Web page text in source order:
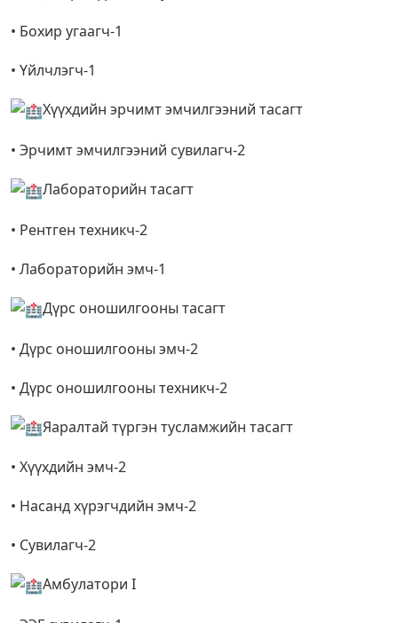
• Бохир угаагч-1
• Үйлчлэгч-1
Хүүхдийн эрчимт эмчилгээний тасагт
• Эрчимт эмчилгээний сувилагч-2
Лабораторийн тасагт
• Рентген техникч-2
• Лабораторийн эмч-1
Дүрс оношилгооны тасагт
• Дүрс оношилгооны эмч-2
• Дүрс оношилгооны техникч-2
Яаралтай түргэн тусламжийн тасагт
• Хүүхдийн эмч-2
• Насанд хүрэгчдийн эмч-2
• Сувилагч-2
Амбулатори I